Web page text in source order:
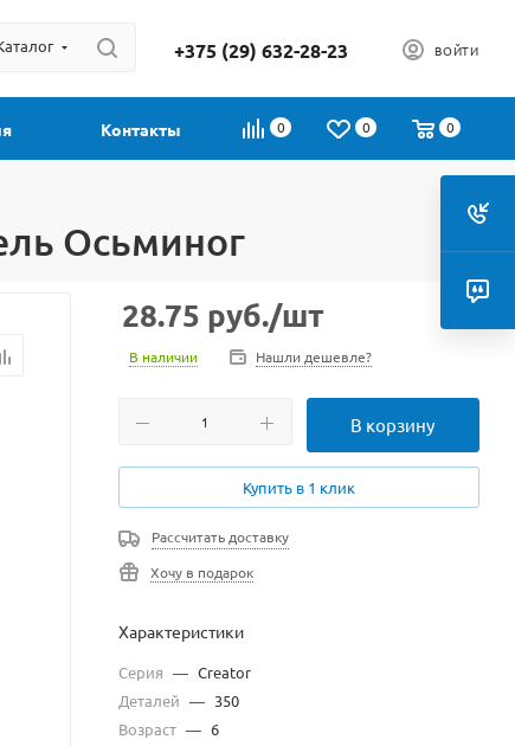
+375 (29) 632-28-23 ВОЙТИ
0 0 0
Контакты
Осьминог
28.75 руб./шт
В наличии Нашли дешевле?
В корзину
Купить в 1 клик
Рассчитать доставку
Хочу в подарок
Характеристики
Серия — Creator
Деталей — 350
Возраст — 6